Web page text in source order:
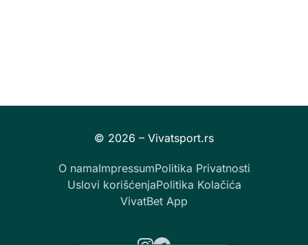
O namaImpressumPolitika Privatnosti
Uslovi korišćenjaPolitika Kolačića
VivatBet App